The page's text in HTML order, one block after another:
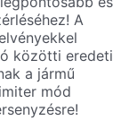
A
közötti eredeti
a jármű
mód